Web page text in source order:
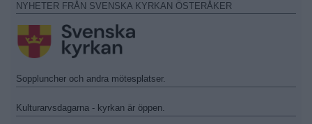
NYHETER FRÅN SVENSKA KYRKAN ÖSTERÅKER
Soppluncher och andra mötesplatser.
Kulturarvsdagarna - kyrkan är öppen.